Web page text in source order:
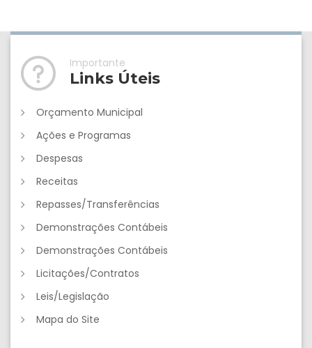
Importante
Links Úteis
Orçamento Municipal
Ações e Programas
Despesas
Receitas
Repasses/Transferências
Demonstrações Contábeis
Demonstrações Contábeis
Licitações/Contratos
Leis/Legislação
Mapa do Site